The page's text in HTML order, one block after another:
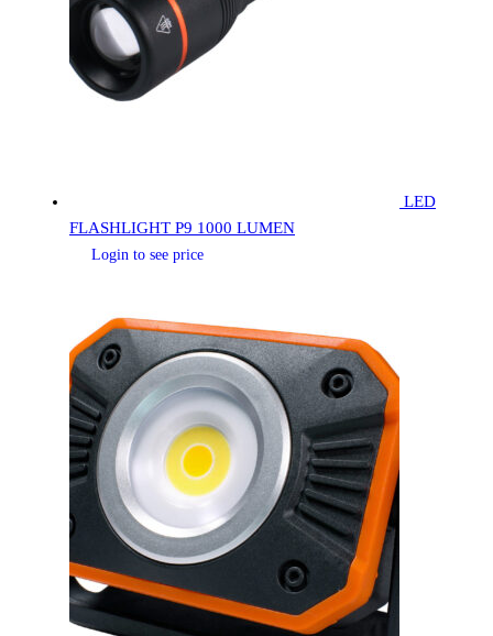
LED
FLASHLIGHT P9 1000 LUMEN
Login to see price